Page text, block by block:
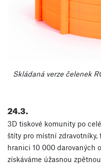
Skládaná verze čelenek
24.3.
3D tiskové komunity po
štíty pro místní zdravotníky,
hranici 10 000 darovaných
získáváme úžasnou